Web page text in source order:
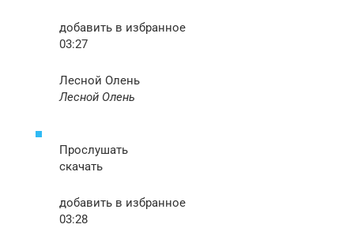
добавить в избранное
03:27
Лесной Олень
Лесной Олень
Прослушать
скачать
добавить в избранное
03:28